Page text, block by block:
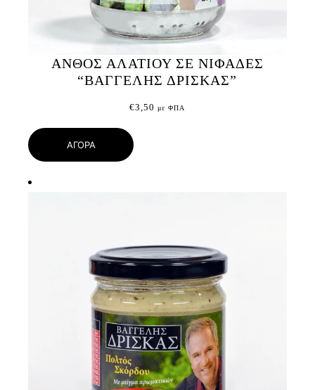
ΑΝΘΟΣ ΑΛΑΤΙΟΥ ΣΕ ΝΙΦΑΔΕΣ
“ΒΑΓΓΕΛΗΣ ΔΡΙΣΚΑΣ”
€3,50 με ΦΠΑ
ΑΓΟΡΑ